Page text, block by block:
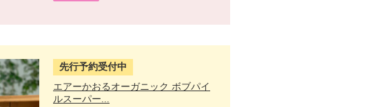
先行予約受付中
エアーかおるオーガニック ボブパイ
ルスーパー...